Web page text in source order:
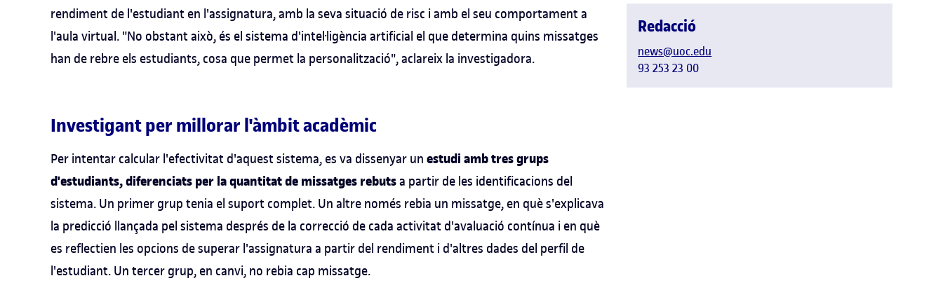
rendiment de l'estudiant en l'assignatura, amb la seva situació de risc i amb el seu comportament a
l'aula virtual. "No obstant això, és el sistema d'intel·ligència artificial el que determina quins missatges
han de rebre els estudiants, cosa que permet la personalització", aclareix la investigadora.
Investigant per millorar l'àmbit acadèmic
Per intentar calcular l'efectivitat d'aquest sistema, es va dissenyar un estudi amb tres grups
d'estudiants, diferenciats per la quantitat de missatges rebutsa partir de les identificacions del
sistema. Un primer grup tenia el suport complet. Un altre només rebia un missatge, en què s'explicava
la predicció llançada pel sistema després de la correcció de cada activitat d'avaluació contínua i en què
es reflectien les opcions de superar l'assignatura a partir del rendiment i d'altres dades del perfil de
l'estudiant. Un tercer grup, en canvi, no rebia cap missatge.
Redacció
news@uoc.edu
93 253 23 00